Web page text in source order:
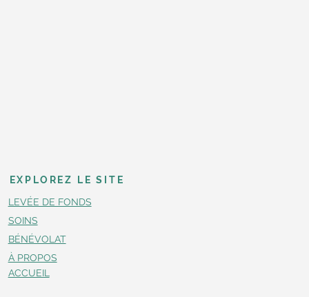
EXPLOREZ LE SITE
LEVÉE DE FONDS
SOINS
BÉNÉVOLAT
À PROPOS
ACCUEIL